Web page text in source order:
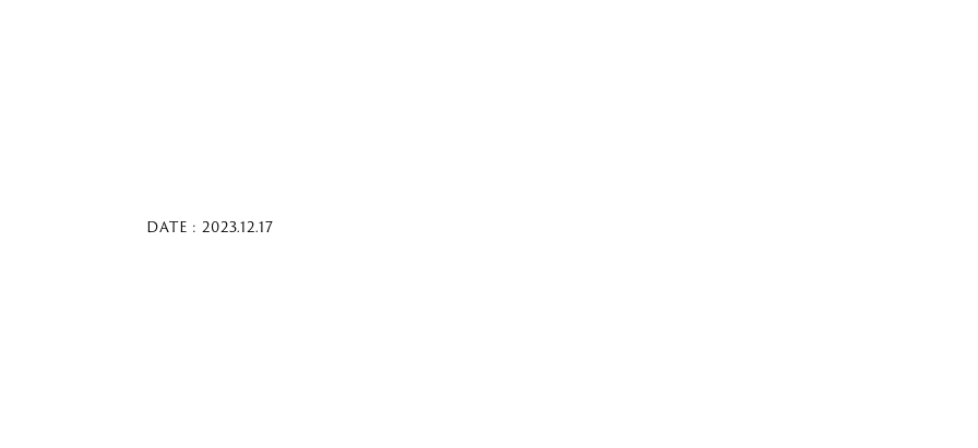
DATE : 2023.12.17